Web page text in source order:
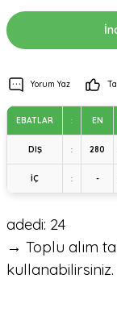
Yorum Yaz
EBATLAR : EN
DIŞ : 280
İÇ : -
adedi: 24
→ Toplu alım
kullanabilirsiniz.